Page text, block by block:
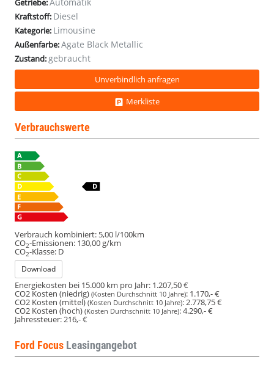
SHZ
Kam
Keyl
SHZ
Kam
Keyl
SHZ
Kam
Keyl
SHZ
Kam
Keyl
Getriebe:
Kraftstoff: Diesel
Kategorie: Limousine
Außenfarbe:Agate Black Metallic
Zustand: gebraucht
Unverbindlich anfragen
Merkliste
Verbrauchswerte
Verbrauch kombiniert: 5,00 l/100km
CO2-Emissionen: 130,00 g/km
CO2-Klasse: D
Download
Energiekosten bei 15.000 km pro Jahr: 1.207,50 €
CO2 Kosten (niedrig) (Kosten Durchschnitt 10 Jahre): 1.170,- €
CO2 Kosten (mittel)(Kosten Durchschnitt 10 Jahre):2.778,75 €
CO2 Kosten (hoch) (Kosten Durchschnitt 10 Jahre):4.290,- €
Jahressteuer:216,- €
Ford Focus Leasingangebot